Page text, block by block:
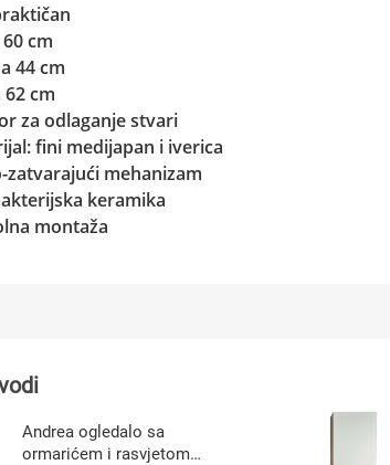
cm
44 cm
cm
za odlaganje stvari
fini medijapan i iverica
zatvarajući mehanizam
keramika
montaža
Andrea ogledalo sa
ormarićem i rasvjetom